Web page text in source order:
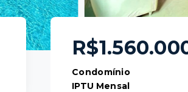
Condomínio
IPTU Mensal